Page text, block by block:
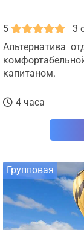
5
3
Альтернатива
капитаном.
4 часа
Групповая